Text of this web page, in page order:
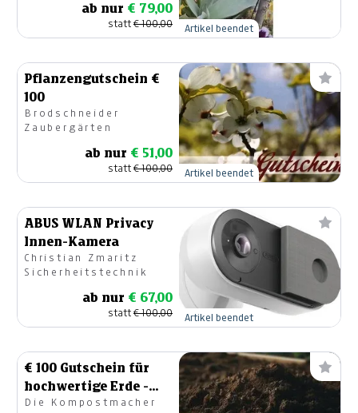
ab nur € 79,00
statt€ 100,00 Artikel beendet
Pflanzengutschein €
100
Brodschneider
Zaubergärten
ab nur € 51,00
statt€ 100,00 Artikel beendet
ABUS WLAN Privacy
Innen-Kamera
Christian Zmaritz
Sicherheitstechnik
ab nur € 67,00
statt€ 100,00 Artikel beendet
€ 100 Gutschein für
hochwertige Erde -
lass deinen Garten
Die Kompostmacher